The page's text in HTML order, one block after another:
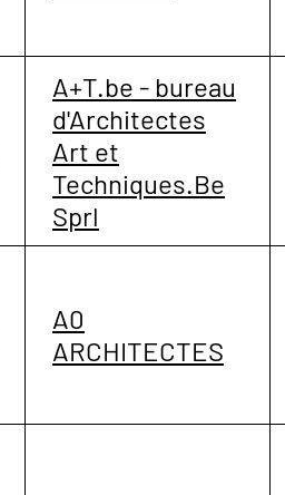
A+T.be - bureau
d'Architectes
Art et
Techniques.Be
Sprl
A0
ARCHITECTES